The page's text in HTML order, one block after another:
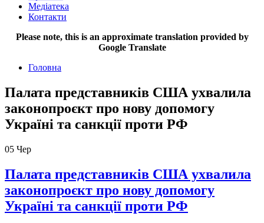
Медіатека
Контакти
Please note, this is an approximate translation provided by
Google Translate
Головна
Палата представників США ухвалила
законопроєкт про нову допомогу
Україні та санкції проти РФ
05 Чер
Палата представників США ухвалила
законопроєкт про нову допомогу
Україні та санкції проти РФ